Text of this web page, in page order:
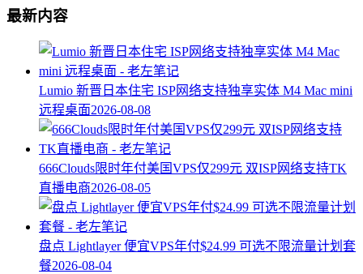
最新内容
Lumio 新晋日本住宅 ISP网络支持独享实体 M4 Mac mini
远程桌面2026-08-08
666Clouds限时年付美国VPS仅299元 双ISP网络支持TK
直播电商2026-08-05
盘点 Lightlayer 便宜VPS年付$24.99 可选不限流量计划套
餐2026-08-04